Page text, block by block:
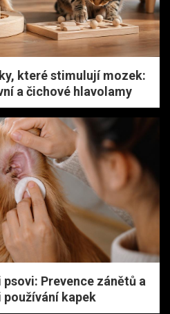
které stimulují mozek:
a čichové hlavolamy
Prevence zánětů a
kapek